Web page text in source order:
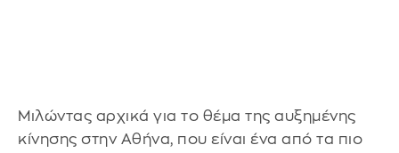
Μιλώντας αρχικά για το θέμα της αυξημένης
κίνησης στην Αθήνα, που είναι ένα από τα πιο